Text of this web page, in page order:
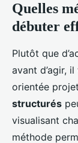
Quelles
débuter
Plutôt que
avant d’agir,
orientée
structurés
visualisant
méthode